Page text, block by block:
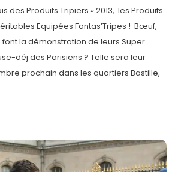
des Produits Tripiers » 2013, les Produits
Equipées Fantas’Tripes ! Bœuf,
la démonstration de leurs Super
déj des Parisiens ? Telle sera leur
prochain dans les quartiers Bastille,